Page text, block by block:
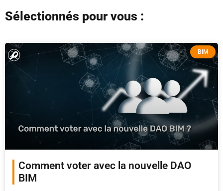
Sélectionnés pour vous :
BIM
Comment voter avec la nouvelle DAO
BIM